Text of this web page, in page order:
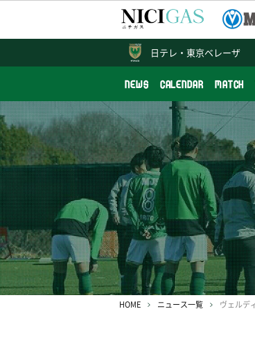
NEWS CALENDAR MATCH
日テレ・ 東京ベレーザ
HOME ニュース一覧